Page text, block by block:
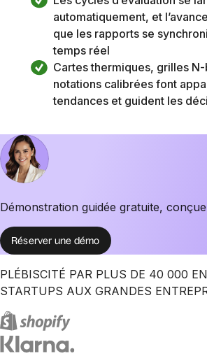
automatiquement, et
que les rapports se
temps réel
Cartes thermiques, grilles
notations calibrées font
tendances et guident les
Démonstration guidée gratuite,
Réserver une démo
PLÉBISCITÉ PAR PLUS DE 40 000
STARTUPS AUX GRANDES